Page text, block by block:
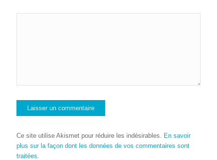
Ce site utilise Akismet pour réduire les indésirables. En savoir
plus sur la façon dont les données de vos commentaires sont
traitées.